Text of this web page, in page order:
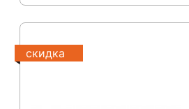
скидка